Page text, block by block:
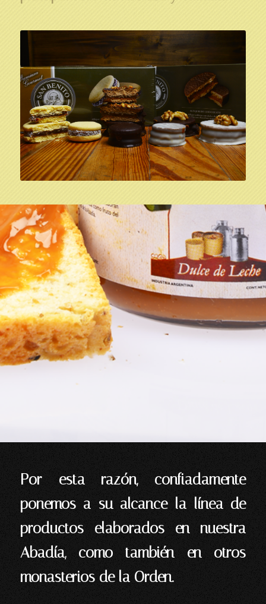
Por esta razón, confiadamente
ponemos a su alcance la línea de
productos elaborados en nuestra
Abadía, como también en otros
monasterios de la Orden.